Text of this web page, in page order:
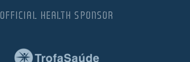
OFFICIAL HEALTH SPONSOR